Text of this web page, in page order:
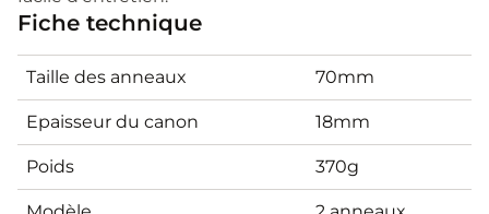
Fiche technique
Taille des anneaux 70mm
Epaisseur du canon 18mm
Poids 370g